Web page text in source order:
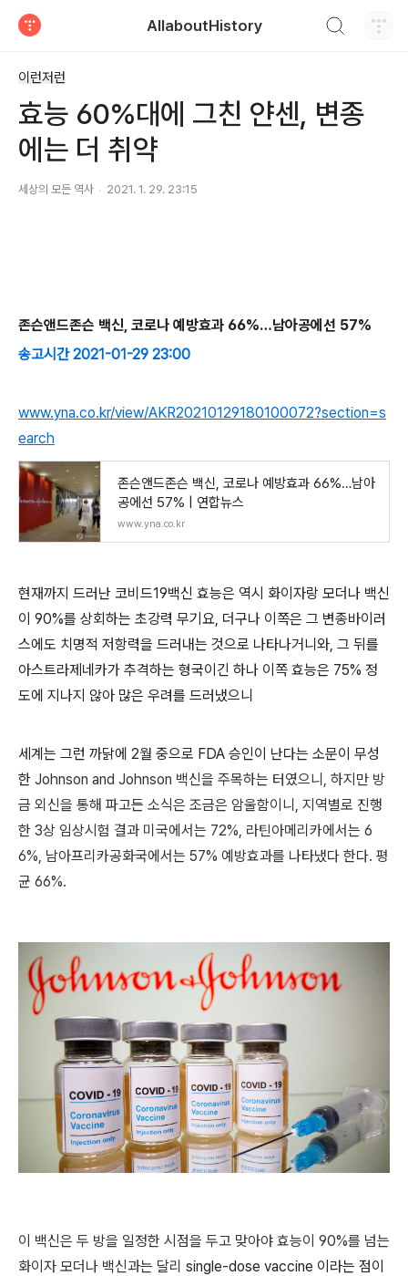
AllaboutHistory
이런저런
효능 60%대에 그친 얀센, 변종
에는 더 취약
세상의 모든 역사 2021. 1. 29. 23:15
존슨앤드존슨 백신, 코로나 예방효과 66%…남아공에선 57%
송고시간 2021-01-29 23:00
www.yna.co.kr/view/AKR20210129180100072?section=s
earch
존슨앤드존슨 백신, 코로나 예방효과 66%…남아
공에선 57% | 연합뉴스
www.yna.co.kr
현재까지 드러난 코비드19백신 효능은 역시 화이자랑 모더나 백신
이 90%를 상회하는 초강력 무기요, 더구나 이쪽은 그 변종바이러
스에도 치명적 저항력을 드러내는 것으로 나타나거니와, 그 뒤를
아스트라제네카가 추격하는 형국이긴 하나 이쪽 효능은 75% 정
도에 지나지 않아 많은 우려를 드러냈으니
세계는 그런 까닭에 2월 중으로 FDA 승인이 난다는 소문이 무성
한 Johnson and Johnson 백신을 주목하는 터였으니, 하지만 방
금 외신을 통해 파고든 소식은 조금은 암울함이니, 지역별로 진행
한 3상 임상시험 결과 미국에서는 72%, 라틴아메리카에서는 6
6%, 남아프리카공화국에서는 57% 예방효과를 나타냈다 한다. 평
균 66%.
이 백신은 두 방을 일정한 시점을 두고 맞아야 효능이 90%를 넘는
화이자 모더나 백신과는 달리 single-dose vaccine 이라는 점이